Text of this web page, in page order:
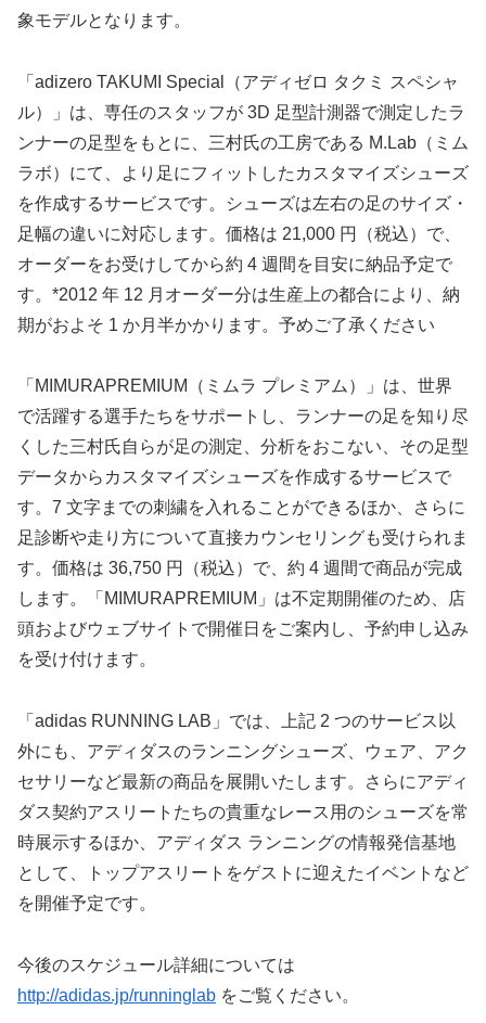
象モデルとなります。
「adizero TAKUMI Special（アディゼロ タクミ スペシャ
ル）」は、専任のスタッフが 3D 足型計測器で測定したラ
ンナーの足型をもとに、三村氏の工房である M.Lab（ミム
ラボ）にて、より足にフィットしたカスタマイズシューズ
を作成するサービスです。シューズは左右の足のサイズ・
足幅の違いに対応します。価格は 21,000 円（税込）で、
オーダーをお受けしてから約 4 週間を目安に納品予定で
す。*2012 年 12 月オーダー分は生産上の都合により、納
期がおよそ 1 か月半かかります。予めご了承ください
「MIMURAPREMIUM（ミムラ プレミアム）」は、世界
で活躍する選手たちをサポートし、ランナーの足を知り尽
くした三村氏自らが足の測定、分析をおこない、その足型
データからカスタマイズシューズを作成するサービスで
す。7 文字までの刺繍を入れることができるほか、さらに
足診断や走り方について直接カウンセリングも受けられま
す。価格は 36,750 円（税込）で、約 4 週間で商品が完成
します。「MIMURAPREMIUM」は不定期開催のため、店
頭およびウェブサイトで開催日をご案内し、予約申し込み
を受け付けます。
「adidas RUNNING LAB」では、上記 2 つのサービス以
外にも、アディダスのランニングシューズ、ウェア、アク
セサリーなど最新の商品を展開いたします。さらにアディ
ダス契約アスリートたちの貴重なレース用のシューズを常
時展示するほか、アディダス ランニングの情報発信基地
として、トップアスリートをゲストに迎えたイベントなど
を開催予定です。
今後のスケジュール詳細については
http://adidas.jp/runninglab をご覧ください。